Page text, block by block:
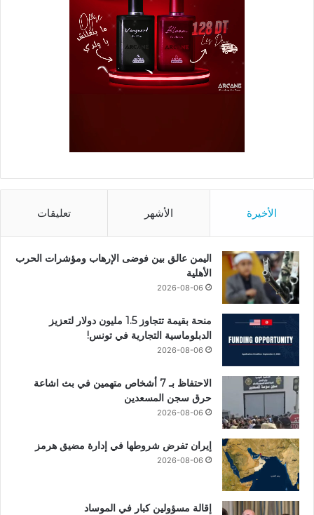
الأخيرة الأشهر تعليقات
اليمن عالق بين فوضى الإرهاب ومؤشرات الحرب
الأهلية
2026-08-06
منحة بقيمة تتجاوز 1.5 مليون دولار لتعزيز
الدبلوماسية التجارية في تونس!
2026-08-06
الاحتفاظ بـ 7 أشخاص متهمين في بث اشاعة
حرق سجن المسعدين
2026-08-06
إيران تفرض شروطها في إدارة مضيق هرمز
2026-08-06
إقالة مسؤولين كبار في الموساد